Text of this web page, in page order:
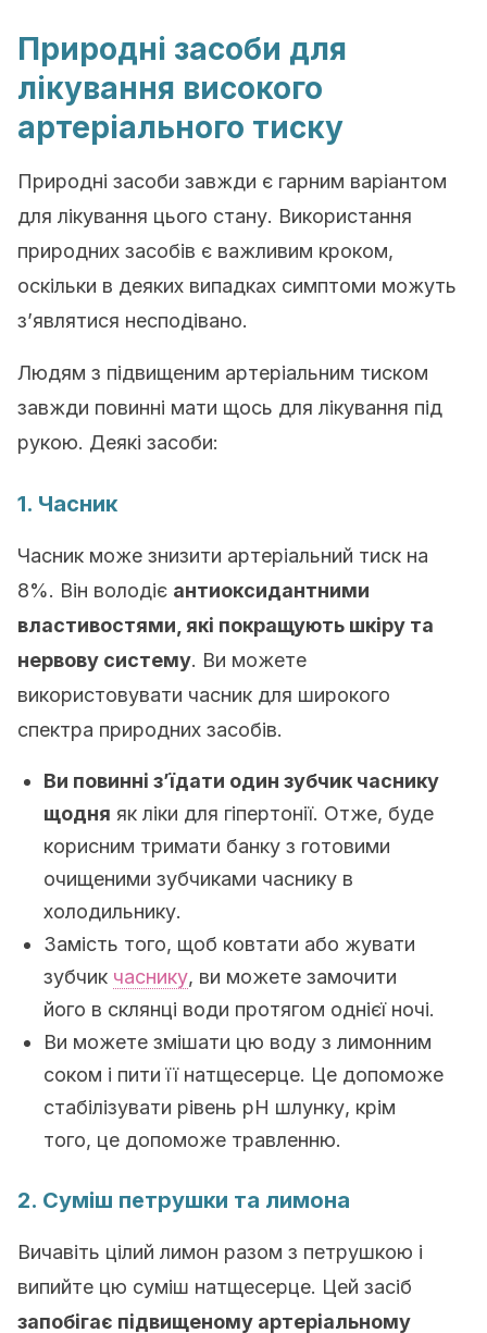
Природні засоби для
лікування високого
артеріального тиску
Природні засоби завжди є гарним варіантом
для лікування цього стану. Використання
природних засобів є важливим кроком,
оскільки в деяких випадках симптоми можуть
з’являтися несподівано.
Людям з підвищеним артеріальним тиском
завжди повинні мати щось для лікування під
рукою. Деякі засоби:
1. Часник
Часник може знизити артеріальний тиск на
8%. Він володіє антиоксидантними
властивостями, які покращують шкіру та
нервову систему. Ви можете
використовувати часник для широкого
спектра природних засобів.
Ви повинні з’їдати один зубчик часнику
щодня як ліки для гіпертонії. Отже, буде
корисним тримати банку з готовими
очищеними зубчиками часнику в
холодильнику.
Замість того, щоб ковтати або жувати
зубчик часнику, ви можете замочити
його в склянці води протягом однієї ночі.
Ви можете змішати цю воду з лимонним
соком і пити її натщесерце. Це допоможе
стабілізувати рівень рН шлунку, крім
того, це допоможе травленню.
2. Суміш петрушки та лимона
Вичавіть цілий лимон разом з петрушкою і
випийте цю суміш натщесерце. Цей засіб
запобігає підвищеному артеріальному